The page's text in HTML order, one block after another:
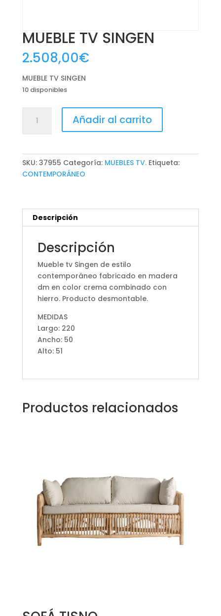
MUEBLE TV SINGEN
2.508,00€
MUEBLE TV SINGEN
10 disponibles
Añadir al carrito
SKU: 37955 Categoría: MUEBLES TV. Etiqueta:
CONTEMPORÁNEO
Descripción
Descripción
Mueble tv Singen de estilo
contemporáneo fabricado en madera
dm en color crema combinado con
hierro. Producto desmontable.
MEDIDAS
Largo: 220
Ancho: 50
Alto: 51
Productos relacionados